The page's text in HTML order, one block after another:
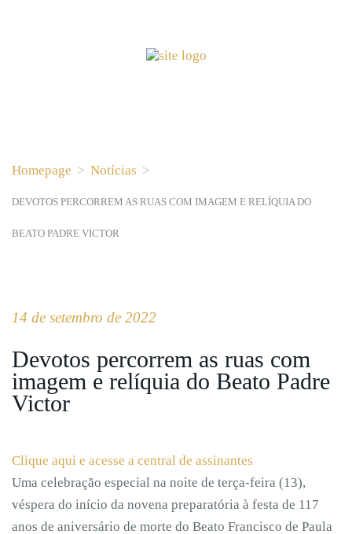
Homepage > Notícias >
DEVOTOS PERCORREM AS RUAS COM IMAGEM E RELÍQUIA DO
BEATO PADRE VICTOR
14 de setembro de 2022
Devotos percorrem as ruas com
imagem e relíquia do Beato Padre
Victor
Clique aqui e acesse a central de assinantes
Uma celebração especial na noite de terça-feira (13),
véspera do início da novena preparatória à festa de 117
anos de aniversário de morte do Beato Francisco de Paula